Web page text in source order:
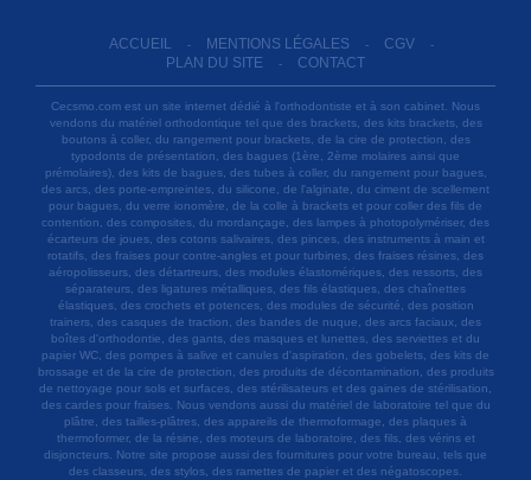
ACCUEIL - MENTIONS LÉGALES - CGV -
PLAN DU SITE - CONTACT
Cecsmo.com est un site internet dédié à l'orthodontiste et à son cabinet. Nous
vendons du matériel orthodontique tel que des brackets, des kits brackets, des
boutons à coller, du rangement pour brackets, de la cire de protection, des
typodonts de présentation, des bagues (1ère, 2ème molaires ainsi que
prémolaires), des kits de bagues, des tubes à coller, du rangement pour bagues,
des arcs, des porte-empreintes, du silicone, de l'alginate, du ciment de scellement
pour bagues, du verre ionomère, de la colle à brackets et pour coller des fils de
contention, des composites, du mordançage, des lampes à photopolymériser, des
écarteurs de joues, des cotons salivaires, des pinces, des instruments à main et
rotatifs, des fraises pour contre-angles et pour turbines, des fraises résines, des
aéropolisseurs, des détartreurs, des modules élastomériques, des ressorts, des
séparateurs, des ligatures métalliques, des fils élastiques, des chaînettes
élastiques, des crochets et potences, des modules de sécurité, des position
trainers, des casques de traction, des bandes de nuque, des arcs faciaux, des
boîtes d'orthodontie, des gants, des masques et lunettes, des serviettes et du
papier WC, des pompes à salive et canules d'aspiration, des gobelets, des kits de
brossage et de la cire de protection, des produits de décontamination, des produits
de nettoyage pour sols et surfaces, des stérilisateurs et des gaines de stérilisation,
des cardes pour fraises. Nous vendons aussi du matériel de laboratoire tel que du
plâtre, des tailles-plâtres, des appareils de thermoformage, des plaques à
thermoformer, de la résine, des moteurs de laboratoire, des fils, des vérins et
disjoncteurs. Notre site propose aussi des fournitures pour votre bureau, tels que
des classeurs, des stylos, des ramettes de papier et des négatoscopes.